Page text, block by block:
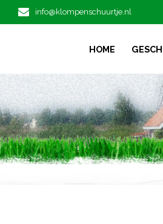
info@klompenschuurtje.nl
HOME